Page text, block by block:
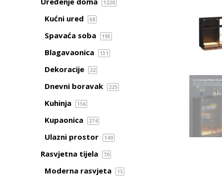
1220
Kućni ured 68
Spavaća soba 193
Blagavaonica 131
Dekoracije 22
Dnevni boravak 225
Kuhinja 156
Kupaonica 274
Ulazni prostor 140
Rasvjetna tijela 70
Moderna rasvjeta 15